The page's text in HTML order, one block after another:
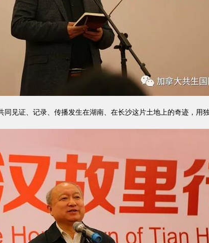
见证、记录、传播发生在湖南、在长沙这片土地上的奇迹，用